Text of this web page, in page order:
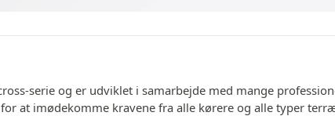
serie og er udviklet i samarbejde med mange
at imødekomme kravene fra alle kørere og alle typer